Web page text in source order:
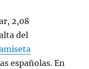
2,08
del
españolas. En